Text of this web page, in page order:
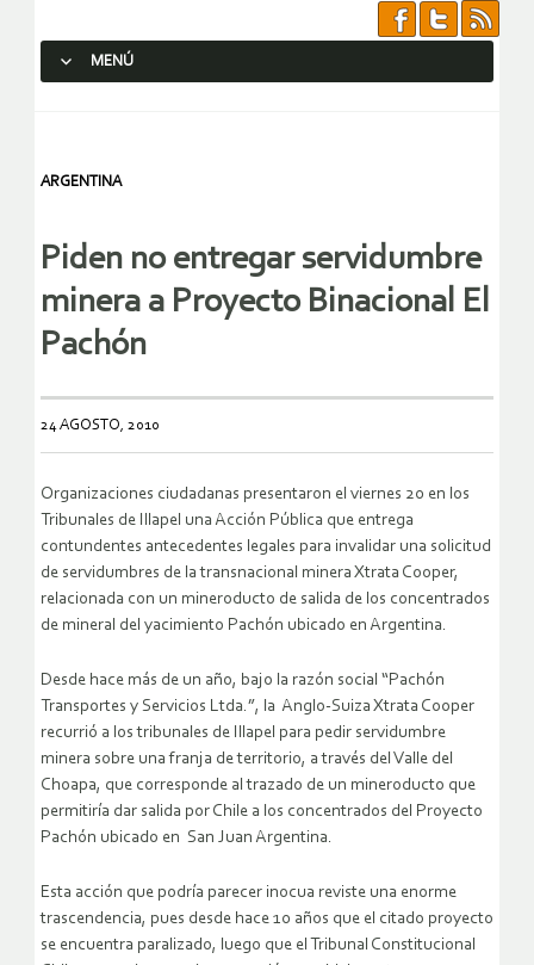
MENÚ
ARGENTINA
Piden no entregar servidumbre
minera a Proyecto Binacional El
24 AGOSTO, 2010
Organizaciones ciudadanas presentaron el viernes 20 en los
Tribunales de Illapel una Acción Pública que entrega
contundentes antecedentes legales para invalidar una solicitud
de servidumbres de la transnacional minera Xtrata Cooper,
relacionada con un mineroducto de salida de los concentrados
de mineral del yacimiento Pachón ubicado en Argentina.
Desde hace más de un año, bajo la razón social “Pachón
Transportes y Servicios Ltda.”, la Anglo-Suiza Xtrata Cooper
recurrió a los tribunales de Illapel para pedir servidumbre
minera sobre una franja de territorio, a través del Valle del
Choapa, que corresponde al trazado de un mineroducto que
permitiría dar salida por Chile a los concentrados del Proyecto
Pachón ubicado en San Juan Argentina.
Esta acción que podría parecer inocua reviste una enorme
trascendencia, pues desde hace 10 años que el citado proyecto
se encuentra paralizado, luego que el Tribunal Constitucional